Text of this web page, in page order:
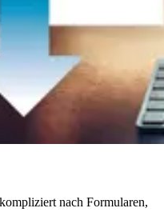
nach Formularen,